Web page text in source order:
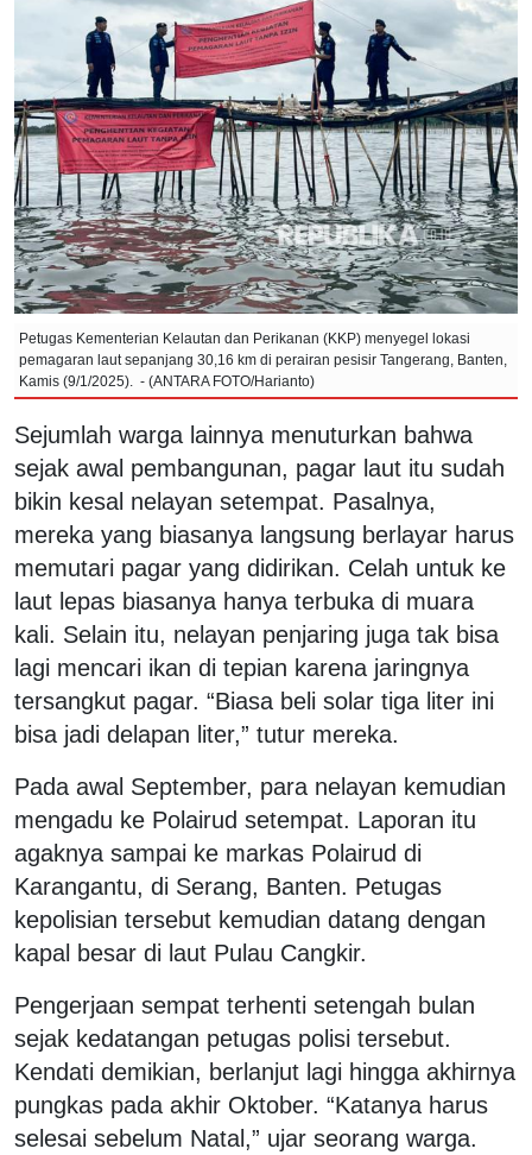
Petugas Kementerian Kelautan dan Perikanan (KKP) menyegel lokasi
pemagaran laut sepanjang 30,16 km di perairan pesisir Tangerang, Banten,
Kamis (9/1/2025). - (ANTARA FOTO/Harianto)
Sejumlah warga lainnya menuturkan bahwa
sejak awal pembangunan, pagar laut itu sudah
bikin kesal nelayan setempat. Pasalnya,
mereka yang biasanya langsung berlayar harus
memutari pagar yang didirikan. Celah untuk ke
laut lepas biasanya hanya terbuka di muara
kali. Selain itu, nelayan penjaring juga tak bisa
lagi mencari ikan di tepian karena jaringnya
tersangkut pagar. “Biasa beli solar tiga liter ini
bisa jadi delapan liter,” tutur mereka.
Pada awal September, para nelayan kemudian
mengadu ke Polairud setempat. Laporan itu
agaknya sampai ke markas Polairud di
Karangantu, di Serang, Banten. Petugas
kepolisian tersebut kemudian datang dengan
kapal besar di laut Pulau Cangkir.
Pengerjaan sempat terhenti setengah bulan
sejak kedatangan petugas polisi tersebut.
Kendati demikian, berlanjut lagi hingga akhirnya
pungkas pada akhir Oktober. “Katanya harus
selesai sebelum Natal,” ujar seorang warga.